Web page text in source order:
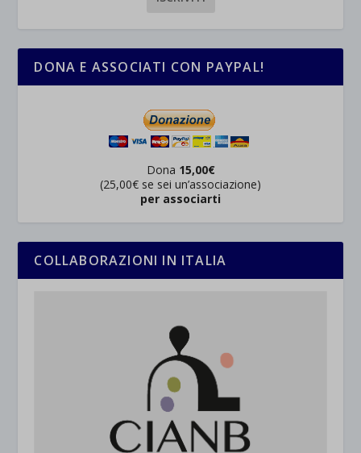
DONA E ASSOCIATI CON PAYPAL!
Dona 15,00€
(25,00€ se sei un’associazione)
per associarti
COLLABORAZIONI IN ITALIA